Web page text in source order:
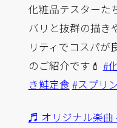
化粧品テスターた
バリと抜群の描き
リティでコスパが
のご紹介です💄 #
き鮭定食#スプリ
♬ オリジナル楽曲